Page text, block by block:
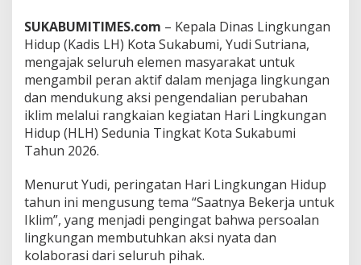
s
i
h
h
i
n
g
a
a
a
r
a
,
SUKABUMITIMES.com – Kepala Dinas Lingkungan
Hidup (Kadis LH) Kota Sukabumi, Yudi Sutriana,
mengajak seluruh elemen masyarakat untuk
mengambil peran aktif dalam menjaga lingkungan
dan mendukung aksi pengendalian perubahan
iklim melalui rangkaian kegiatan Hari Lingkungan
Hidup (HLH) Sedunia Tingkat Kota Sukabumi
Tahun 2026.
Menurut Yudi, peringatan Hari Lingkungan Hidup
tahun ini mengusung tema “Saatnya Bekerja untuk
Iklim”, yang menjadi pengingat bahwa persoalan
lingkungan membutuhkan aksi nyata dan
kolaborasi dari seluruh pihak.